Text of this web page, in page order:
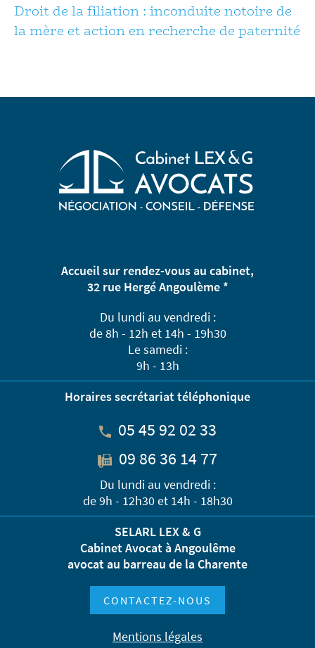
Droit de la filiation : inconduite notoire de
la mère et action en recherche de paternité
Accueil sur rendez-vous au cabinet,
32 rue Hergé Angoulème *
Du lundi au vendredi :
de 8h - 12h et 14h - 19h30
Le samedi :
9h - 13h
Horaires secrétariat téléphonique
05 45 92 02 33
09 86 36 14 77
Du lundi au vendredi :
de 9h - 12h30 et 14h - 18h30
SELARL LEX & G
Cabinet Avocat à Angoulême
avocat au barreau de la Charente
CONTACTEZ-NOUS
Mentions légales